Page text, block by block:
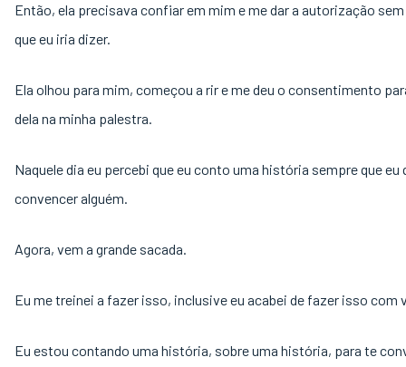
Então, ela precisava confiar em mim e me dar a autorização
que eu iria dizer.
Ela olhou para mim, começou a rir e me deu o consentimento
dela na minha palestra.
Naquele dia eu percebi que eu conto uma história sempre que eu
convencer alguém.
Agora, vem a grande sacada.
Eu me treinei a fazer isso, inclusive eu acabei de fazer isso com
Eu estou contando uma história, sobre uma história, para te